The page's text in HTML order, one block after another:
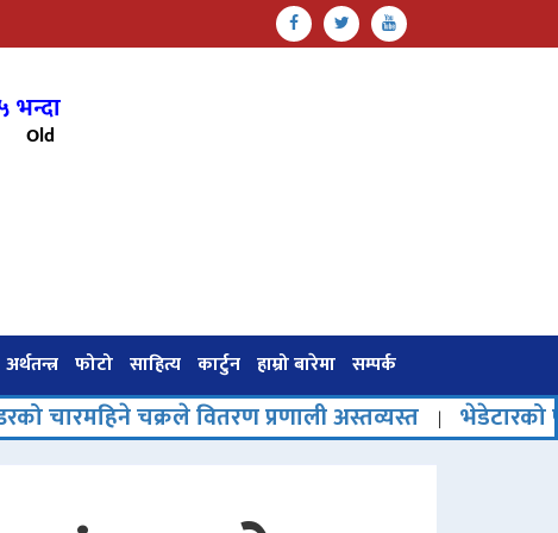
भन्दा
Old
अर्थतन्त्र फोटो साहित्य कार्टुन हाम्रो बारेमा सम्पर्क
चक्रले वितरण प्रणाली अस्तव्यस्त | भेडेटारको पर्यटनमा